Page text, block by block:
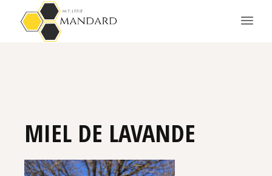
MIEL DE LAVANDE